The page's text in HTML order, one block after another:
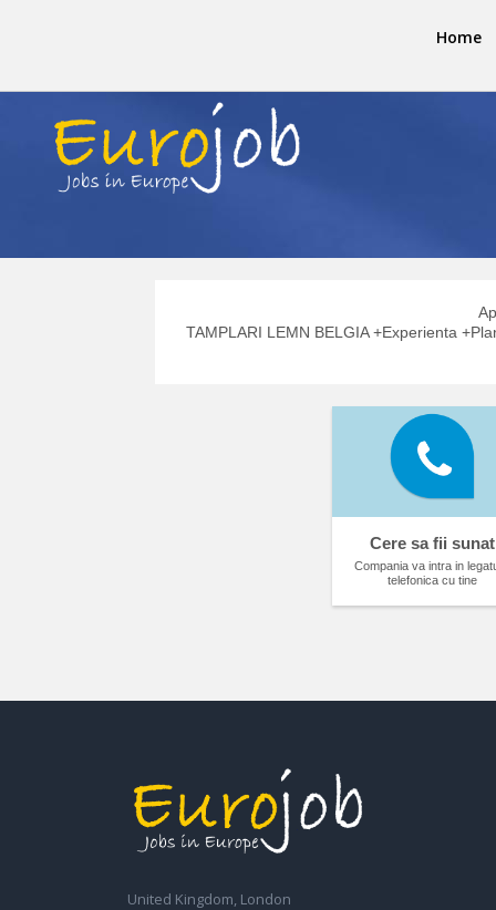
Home
TAMPLARI LEMN BELGIA +Experienta
Cere sa fii sunat
Compania va intra in
telefonica cu tine
United Kingdom, London